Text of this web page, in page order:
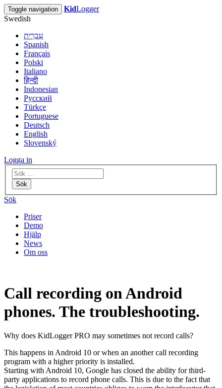
Toggle navigation KidLogger
Swedish
עִבְרִית
Spanish
Français
Polski
Italiano
हिन्दी
Indonesian
Русский
Türkçe
Portuguese
Deutsch
English
Slovenský
Logga in
Sök
Sök
Priser
Demo
Hjälp
News
Om oss
Call recording on Android
phones. The troubleshooting.
Why does KidLogger PRO may sometimes not record calls?
This happens in Android 10 or when an another call recording
program with a higher priority is installed.
Starting with Android 10, Google has closed the ability for third-
party applications to record phone calls. This is due to the fact that